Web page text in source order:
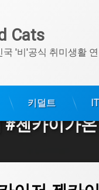
Cats
국 '비'공식 취미생활
키덜트 IT
#젠카이가온